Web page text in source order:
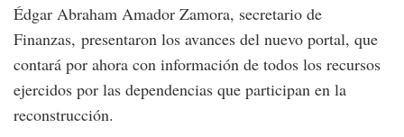
Édgar Abraham Amador Zamora, secretario de
Finanzas, presentaron los avances del nuevo portal, que
contará por ahora con información de todos los recursos
ejercidos por las dependencias que participan en la
reconstrucción.